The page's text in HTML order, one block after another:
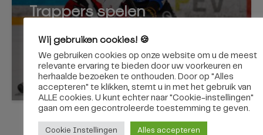
Trappers spelen
24 juli 2026
Wij gebruiken cookies! 🍪
We gebruiken cookies op onze website om u de meest
relevante ervaring te bieden door uw voorkeuren en
herhaalde bezoeken te onthouden. Door op "Alles
accepteren" te klikken, stemt u in met het gebruik van
ALLE cookies. U kunt echter naar "Cookie-instellingen"
gaan om een ​​gecontroleerde toestemming te geven.
Cookie Instellingen Alles accepteren